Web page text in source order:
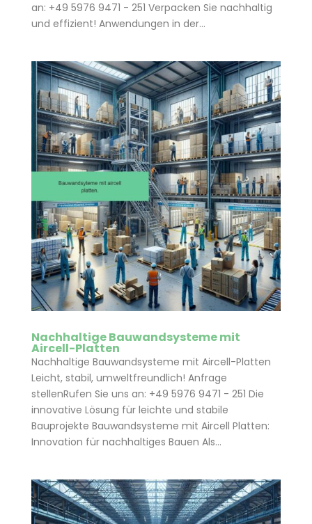
an: +49 5976 9471 - 251 Verpacken Sie nachhaltig
und effizient! Anwendungen in der...
Nachhaltige Bauwandsysteme mit
Aircell-Platten
Nachhaltige Bauwandsysteme mit Aircell-Platten
Leicht, stabil, umweltfreundlich! Anfrage
stellenRufen Sie uns an: +49 5976 9471 - 251 Die
innovative Lösung für leichte und stabile
Bauprojekte Bauwandsysteme mit Aircell Platten:
Innovation für nachhaltiges Bauen Als...